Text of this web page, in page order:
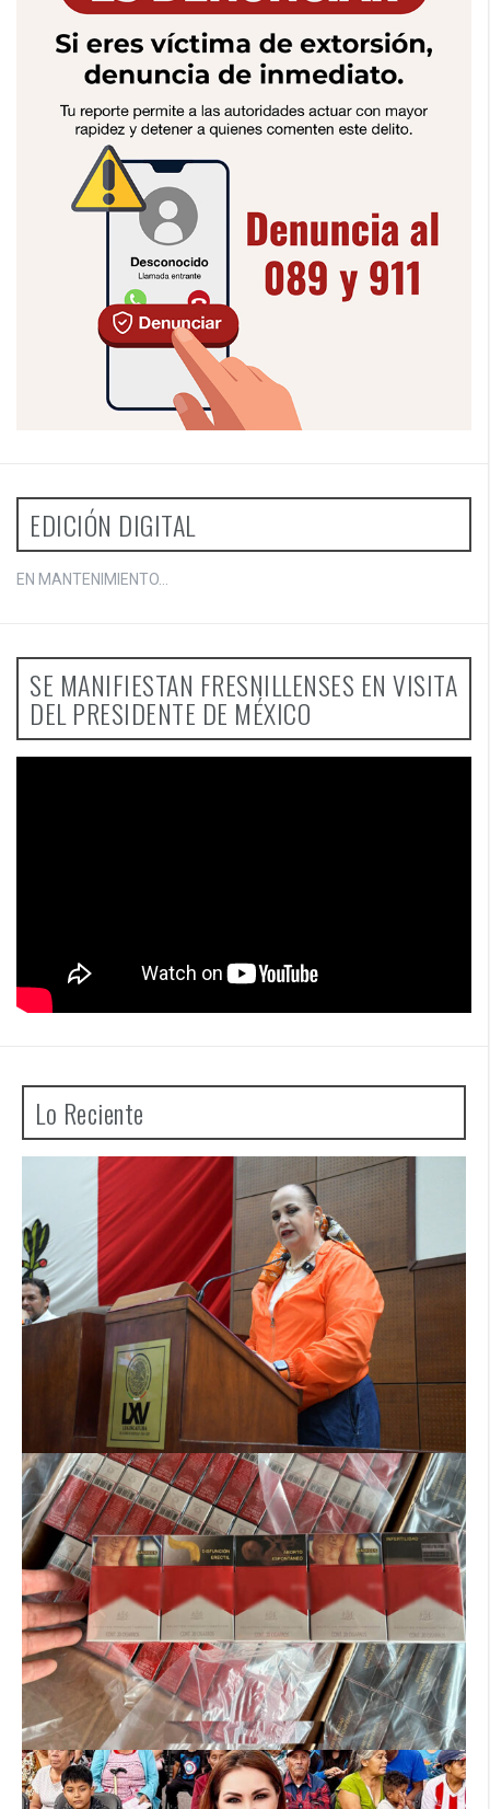
EDICIÓN DIGITAL
EN MANTENIMIENTO...
SE MANIFIESTAN FRESNILLENSES EN VISITA
DEL PRESIDENTE DE MÉXICO
Lo Reciente